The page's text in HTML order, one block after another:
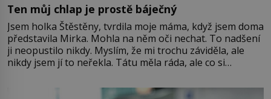
Ten můj chlap je prostě báječný
Jsem holka Štěstěny, tvrdila moje máma, když jsem doma
představila Mirka. Mohla na něm oči nechat. To nadšení
ji neopustilo nikdy. Myslím, že mi trochu záviděla, ale
nikdy jsem jí to neřekla. Tátu měla ráda, ale co si
Jsme spolu moc rádi Tehdy byla jiná doba, když